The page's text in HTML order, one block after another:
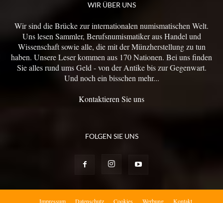
WIR ÜBER UNS
Wir sind die Brücke zur internationalen numismatischen Welt.
Uns lesen Sammler, Berufsnumismatiker aus Handel und
Wissenschaft sowie alle, die mit der Münzherstellung zu tun
haben. Unsere Leser kommen aus 170 Nationen. Bei uns finden
Sie alles rund ums Geld - von der Antike bis zur Gegenwart.
Und noch ein bisschen mehr...
Kontaktieren Sie uns
FOLGEN SIE UNS
Impressum Datenschutz Cookies Werbung Kontakt